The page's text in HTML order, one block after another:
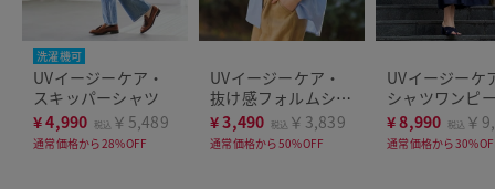
洗濯機可
UVイージーケア・
スキッパーシャツ
¥4,990 税込 ￥5,489
通常価格から28%OFF
UVイージーケア・
抜け感フォルムシャ
ツ
¥3,490 税込 ￥3,839
通常価格から50%OFF
UVイージーケ
シャツワンピ
¥8,990 税込 ￥
通常価格から